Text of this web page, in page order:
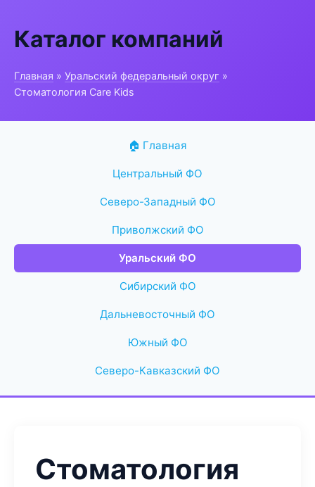
Каталог компаний
Главная » Уральский федеральный округ »
Стоматология Care Kids
🏠 Главная
Центральный ФО
Северо-Западный ФО
Приволжский ФО
Уральский ФО
Сибирский ФО
Дальневосточный ФО
Южный ФО
Северо-Кавказский ФО
Стоматология